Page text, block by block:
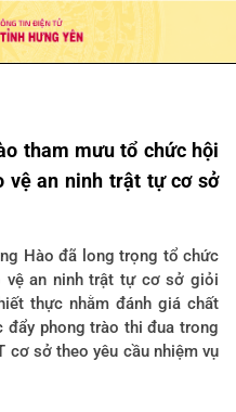
tham mưu tổ chức hội
vệ an ninh trật tự cơ sở
Hào đã long trọng tổ chức
an ninh trật tự cơ sở giỏi
thực nhằm đánh giá chất
đẩy phong trào thi đua trong
cơ sở theo yêu cầu nhiệm vụ